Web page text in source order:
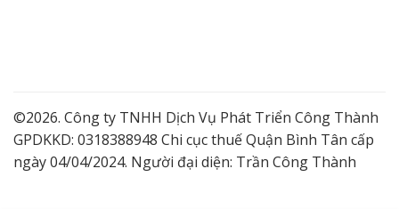
©2026. Công ty TNHH Dịch Vụ Phát Triển Công Thành
GPDKKD: 0318388948 Chi cục thuế Quận Bình Tân cấp
ngày 04/04/2024. Người đại diện: Trần Công Thành